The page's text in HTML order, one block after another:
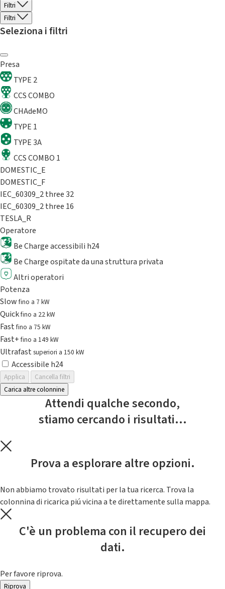
Filtri
Filtri
Seleziona i filtri
Presa
TYPE 2
CCS COMBO
CHAdeMO
TYPE 1
TYPE 3A
CCS COMBO 1
DOMESTIC_E
DOMESTIC_F
IEC_60309_2 three 32
IEC_60309_2 three 16
TESLA_R
Operatore
Be Charge accessibili h24
Be Charge ospitate da una struttura privata
Altri operatori
Potenza
Slowfino a 7 kW
Quickfino a 22 kW
Fastfino a 75 kW
Fast+fino a 149 kW
Ultrafast superiori a 150 kW
Accessibile h24
Applica
Cancella filtri
Carica altre colonnine
Attendi qualche secondo,
stiamo cercando i risultati...
Prova a esplorare altre opzioni.
Non abbiamo trovato risultati per la tua ricerca. Trova la
colonnina di ricarica piú vicina a te direttamente sulla mappa.
C'è un problema con il recupero dei
dati.
Per favore riprova.
Riprova